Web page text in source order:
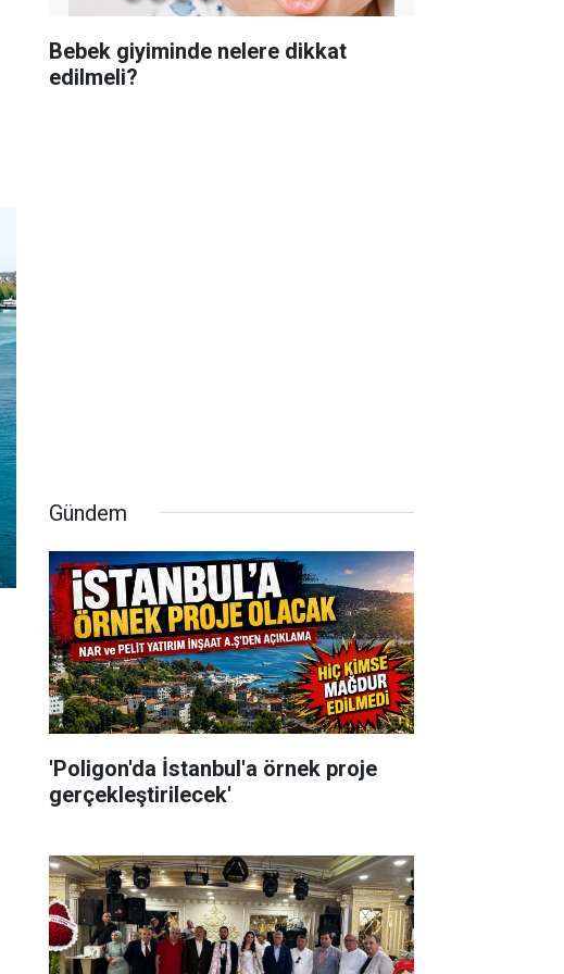
Bebek giyiminde nelere dikkat
edilmeli?
Gündem
'Poligon'da İstanbul'a örnek proje
gerçekleştirilecek'